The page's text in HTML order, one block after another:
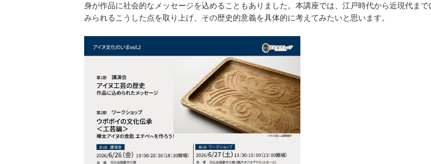
身が作品に社会的なメッセージを込めることもありました。本講座では、江戸時代から近現代まで
みられるこうした点を取り上げ、その歴史的意義を具体的に考えてみたいと思います。